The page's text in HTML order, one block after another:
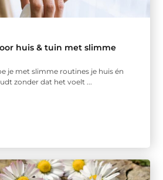
huis & tuin met slimme
je met slimme routines je huis én
zonder dat het voelt ...